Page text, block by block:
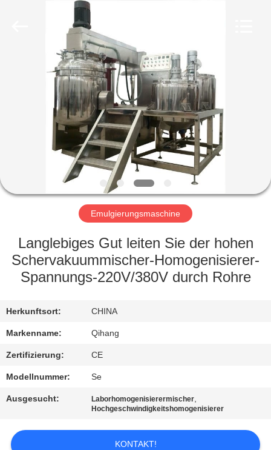
PRODUKTE
FABRIK-
AUSFLUG
QUALITÄTSKONTROLLE
SIE
MIT
UNS
IN
VERBINDUNG
NACHRICHTEN
Emulgierungsmaschine
Langlebiges Gut leiten Sie der hohen
Schervakuummischer-Homogenisierer-
Spannungs-220V/380V durch Rohre
Herkunftsort: CHINA
Markenname: Qihang
Zertifizierung: CE
Modellnummer: Se
Ausgesucht: Laborhomogenisierermischer,
Hochgeschwindigkeitshomogenisierer
KONTAKT!